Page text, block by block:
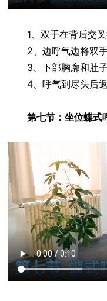
1、双手在背后交
2、边呼气边将双
3、下部胸廓和肚
4、呼气到尽头后返
第七节：坐位蝶式